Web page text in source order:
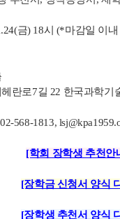
금) 18시 (*마감일 이
란로7길 22 한국과학기
568-1813,
[학회 장학생 추천안
[장학금 신청서 양식
[장학생 추천서 양식